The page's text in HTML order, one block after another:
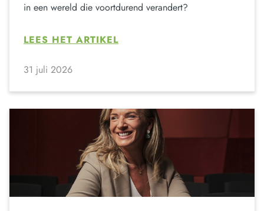
in een wereld die voortdurend verandert?
LEES HET ARTIKEL
31 juli 2026